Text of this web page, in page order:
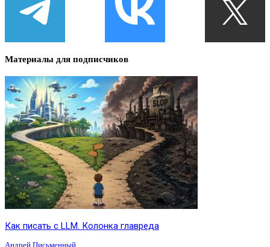
Материалы для подписчиков
Как писать с LLM. Колонка главреда
Андрей Письменный